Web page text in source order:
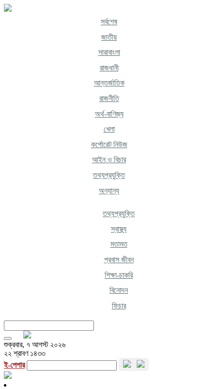
সর্বশেষ
জাতীয়
সারাবাংলা
রাজধানী
আন্তর্জাতিক
রাজনীতি
অর্থ-বাণিজ্য
খেলা
কর্পোরেট নিউজ
আইন ও বিচার
তথ্যপ্রযুক্তি
অন্যান্য
তথ্যপ্রযুক্তি
স্বাস্থ্য
মতামত
প্রবাস জীবন
শিক্ষা-চাকরি
বিনোদন
ফিচার
শুক্রবার, ৭ আগস্ট ২০২৬
২২ শ্রাবণ ১৪৩৩
ই-পেপার